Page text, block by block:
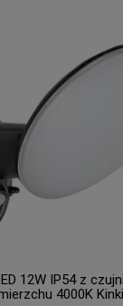
12W IP54 z
4000K